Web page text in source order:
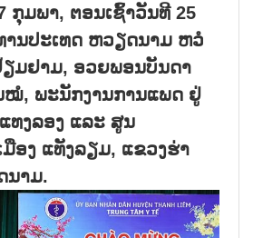
ກຸມພາ, ຕອນເຊົ້າວັນທີ 25
ານປະເທດ ຫວຽດນາມ ຫວໍ
ຽມຢາມ, ອວຍພອນບັນດາ
ໝໍ, ພະນັກງານການແພດ ຢູ່
ທງລອງ ແລະ ສູນ
ອງ ແທັງລຽມ, ແຂວງຮ່າ
ນາມ.